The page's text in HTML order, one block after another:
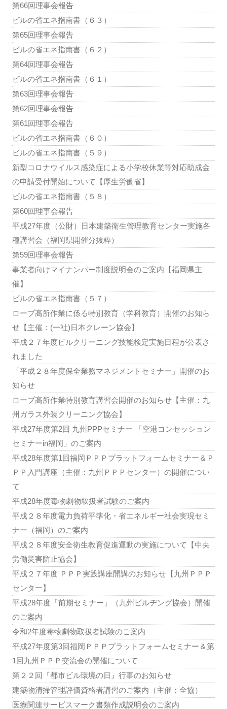
第66回理事会報告
ビルの省エネ指南書（６３）
第65回理事会報告
ビルの省エネ指南書（６２）
第64回理事会報告
ビルの省エネ指南書（６１）
第63回理事会報告
第62回理事会報告
第61回理事会報告
ビルの省エネ指南書（６０）
ビルの省エネ指南書（５９）
新型コロナウイルス感染症による小学校休業等対応助成金
の申請受付開始について【厚生労働省】
ビルの省エネ指南書（５８）
第60回理事会報告
平成27年度（公財）日本建築衛生管理教育センター実施各
種講習会（福岡県開催分抜粋）
第59回理事会報告
事業者向けマイナンバー制度説明会のご案内【福岡県主
催】
ビルの省エネ指南書（５７）
ロープ高所作業に係る特別教育（学科教育）開催のお知ら
せ【主催：(一社)日本クレーン協会】
平成２７年度ビルクリーニング技能検定実施日程が公表さ
れました
「平成２８年度保全業務マネジメントセミナー」開催のお
知らせ
ロープ高所作業特別教育講習会開催のお知らせ【主催：九
州ガラス外装クリーニング協会】
平成27年度第2回 九州PPPセミナー 「空港コンセッション
セミナーin福岡」のご案内
平成28年度第1回福岡ＰＰＰプラットフォームセミナー＆Ｐ
ＰＰ入門講座（主催：九州ＰＰＰセンター）の開催につい
て
平成28年度毒物劇物取扱者試験のご案内
平成２８年度電力負荷平準化・省エネルギー社会実現セミ
ナー（福岡）のご案内
平成２８年度安全衛生教育促進運動の実施について【中央
労働災害防止協会】
平成２７年度 ＰＰＰ実践講座開講のお知らせ【九州ＰＰＰ
センター】
平成28年度「前期セミナー」（九州ビルヂング協会）開催
のご案内
令和2年度毒物劇物取扱者試験のご案内
平成27年度第3回福岡ＰＰＰプラットフォームセミナー＆第
1回九州ＰＰＰ交流会の開催について
第２２回『都市ビル環境の日』行事のお知らせ
建築物清掃管理評価資格者講習のご案内（主催：全協）
医療関連サービスマーク書類作成説明会のご案内